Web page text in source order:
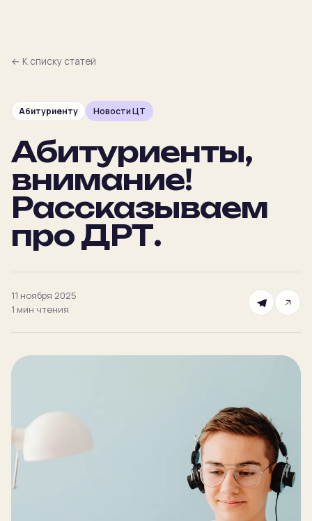
Главная
Преподаватели
Предметы
Цены
Подбор
Пробный урок
бесплатно
← К списку статей
Абитуриенту Новости ЦТ
Абитуриенты,
внимание!
Рассказываем
про ДРТ.
11 ноября 2025
1 мин чтения